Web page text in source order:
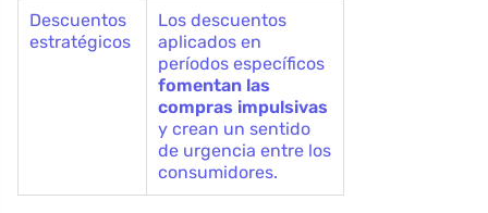
Descuentos
estratégicos
Los descuentos
aplicados en
períodos específicos
fomentan las
compras impulsivas
y crean un sentido
de urgencia entre los
consumidores.